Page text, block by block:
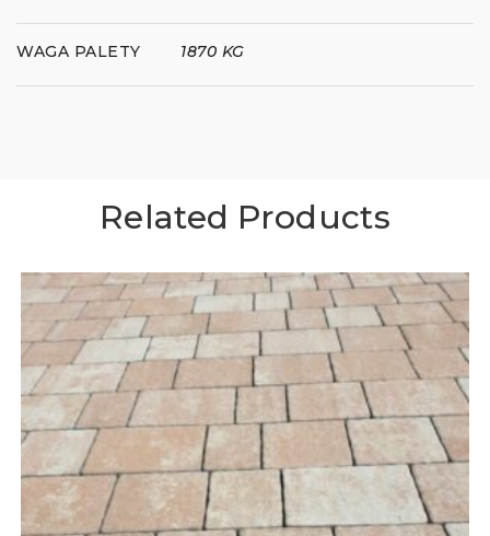
WAGA PALETY 1870 KG
Related Products